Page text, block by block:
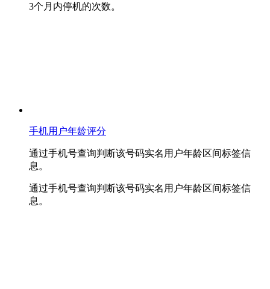
3个月内停机的次数。
手机用户年龄评分
通过手机号查询判断该号码实名用户年龄区间标签信
息。
通过手机号查询判断该号码实名用户年龄区间标签信
息。